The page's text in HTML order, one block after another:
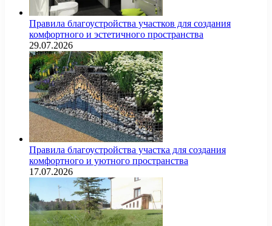
Правила благоустройства участков для создания
комфортного и эстетичного пространства
29.07.2026
Правила благоустройства участка для создания
комфортного и уютного пространства
17.07.2026